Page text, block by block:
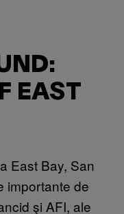
EAST
East Bay, San
importante de
şi AFI, ale